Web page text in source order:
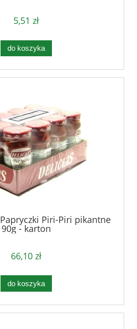
5,51 zł
do koszyka
Papryczki Piri-Piri pikantne
90g - karton
66,10 zł
do koszyka